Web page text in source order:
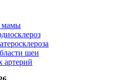
мамы
шеи
артерий